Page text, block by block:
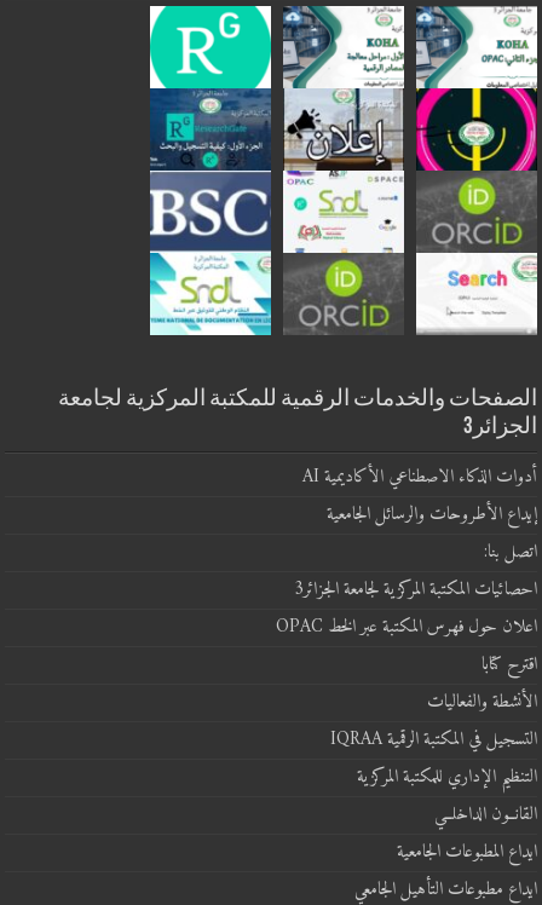
الصفحات والخدمات الرقمية للمكتبة المركزية لجامعة
الجزائر3
أدوات الذكاء الاصطناعي الأكاديمية AI
إيداع الأطروحات والرسائل الجامعية
اتصل بنا:
احصائيات المكتبة المركزية لجامعة الجزائر3
اعلان حول فهرس المكتبة عبر الخط OPAC
اقترح كتابا
الأنشطة والفعاليات
التسجيل في المكتبة الرقمية IQRAA
التنظيم الإداري للمكتبة المركزية
القانــون الداخلــي
ايداع المطبوعات الجامعية
ايداع مطبوعات التأهيل الجامعي